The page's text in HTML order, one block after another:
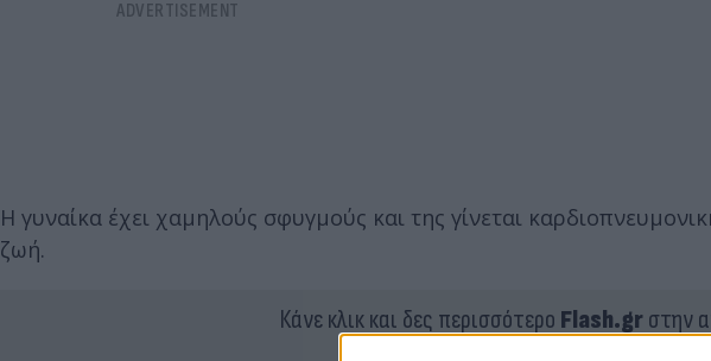
Η γυναίκα έχει χαμηλούς σφυγμούς και της γίνεται
ζωή.
Κάνε κλικ και δες περισσότερο Flash.grστην